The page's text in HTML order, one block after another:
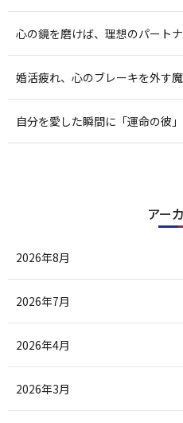
心の鏡を磨けば、理想のパート
婚活疲れ、心のブレーキを外す
自分を愛した瞬間に「運命の彼
アー
2026年8月
2026年7月
2026年4月
2026年3月